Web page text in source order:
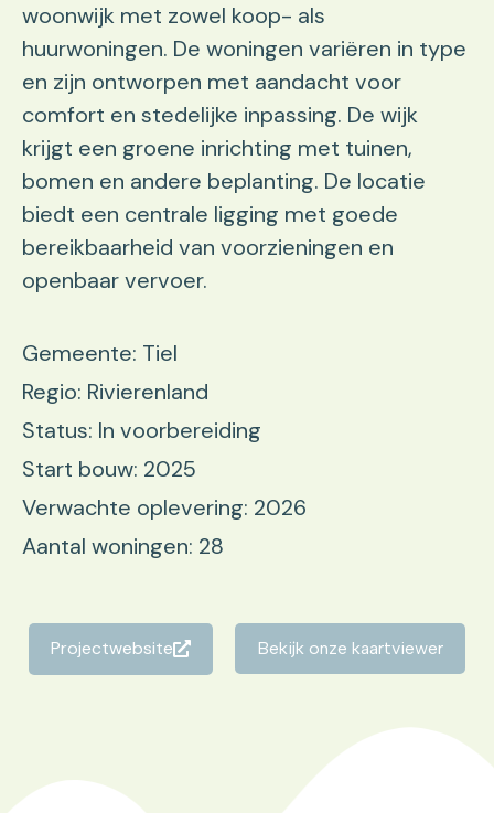
woonwijk met zowel koop- als
huurwoningen. De woningen variëren in type
en zijn ontworpen met aandacht voor
comfort en stedelijke inpassing. De wijk
krijgt een groene inrichting met tuinen,
bomen en andere beplanting. De locatie
biedt een centrale ligging met goede
bereikbaarheid van voorzieningen en
openbaar vervoer.
Gemeente: Tiel
Regio: Rivierenland
Status: In voorbereiding
Start bouw: 2025
Verwachte oplevering: 2026
Aantal woningen: 28
Projectwebsite Bekijk onze kaartviewer